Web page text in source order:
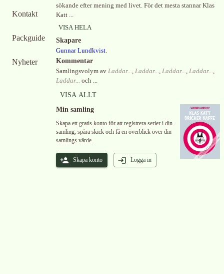
Kontakt
Packguide
Nyheter
sökande efter mening med livet. För det mesta stannar Klas
Katt ...
VISA HELA
Skapare
Gunnar Lundkvist.
Kommentar
Samlingsvolym av Laddar..., Laddar..., Laddar..., Laddar...,
Laddar... och ...
VISA ALLT
Min samling
Skapa ett gratis konto för att registrera serier i din
samling, spåra skick och få en överblick över din
samlings värde.
Skapa konto Logga in